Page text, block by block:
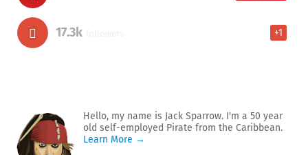
17.3k +1
Hello, my name is Jack Sparrow. I'm a 50 year
old self-employed Pirate from the Caribbean.
Learn More →